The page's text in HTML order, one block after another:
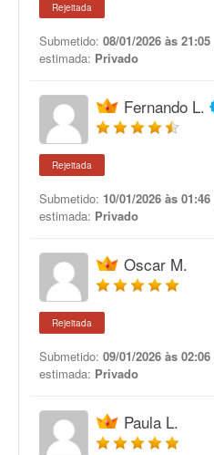
Rejeitada
Submetido: 08/01/2026 às 21:05
estimada: Privado
Fernando L.
Rejeitada
Submetido: 10/01/2026 às 01:46
estimada: Privado
Oscar M.
Rejeitada
Submetido: 09/01/2026 às 02:06
estimada: Privado
Paula L.